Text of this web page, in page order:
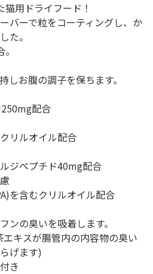
用ドライフード！
バーで粒をコーティングし、か
た。
しお腹の調子を保ちます。
配合
リルオイル配合
ジペプチド40mg配合
を含むクリルオイル配合
ンの臭いを吸着します。
エキスが腸管内の内容物の臭い
げます)
き